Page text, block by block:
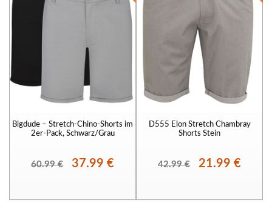
Bigdude – Stretch-Chino-Shorts im
2er-Pack, Schwarz/Grau
60.99 € 37.99 €
D555 Elon Stretch Chambray
Shorts Stein
42.99 € 21.99 €